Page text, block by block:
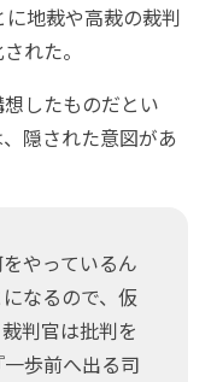
地裁や高裁の裁判
れた。
したものだとい
隠された意図があ
やっているん
なるので、仮
判官は批判を
歩前へ出る司